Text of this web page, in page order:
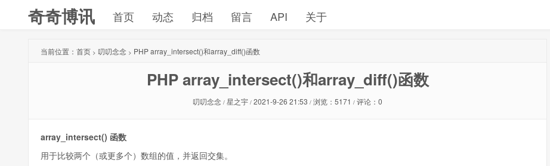
奇奇博讯 首页 动态 归档 留言 API 关于
当前位置： 首页 > 叨叨念念 > PHP array_intersect()和array_diff()函数
PHP array_intersect()和array_diff()函数
叨叨念念 / 星之宇 / 2021-9-26 21:53 / 浏览：5171 / 评论：0
array_intersect() 函数
用于比较两个（或更多个）数组的值，并返回交集。